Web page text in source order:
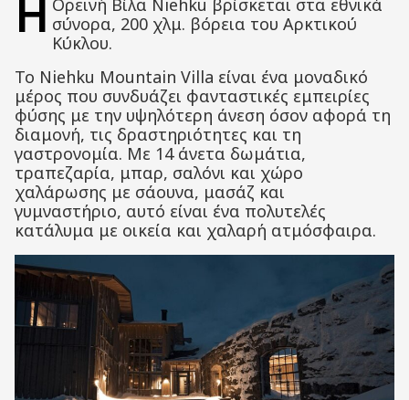
Η Ορεινή Βίλα Niehku βρίσκεται στα εθνικά
σύνορα, 200 χλμ. βόρεια του Αρκτικού
Κύκλου.
Το Niehku Mountain Villa είναι ένα μοναδικό
μέρος που συνδυάζει φανταστικές εμπειρίες
φύσης με την υψηλότερη άνεση όσον αφορά τη
διαμονή, τις δραστηριότητες και τη
γαστρονομία. Με 14 άνετα δωμάτια,
τραπεζαρία, μπαρ, σαλόνι και χώρο
χαλάρωσης με σάουνα, μασάζ και
γυμναστήριο, αυτό είναι ένα πολυτελές
κατάλυμα με οικεία και χαλαρή ατμόσφαιρα.